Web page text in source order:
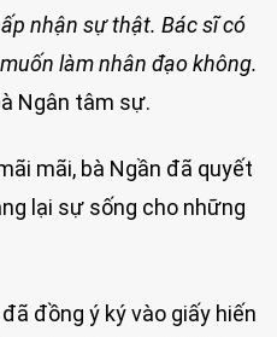
nhận sự thật. Bác sĩ có
làm nhân đạo không.
Ngân tâm sự.
mãi, bà Ngần đã quyết
lại sự sống cho những
đồng ý ký vào giấy hiến